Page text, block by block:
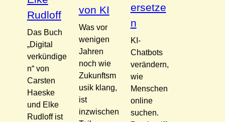
Rudloff
Das Buch
„Digital
verkündige
n“ von
Carsten
Haeske
und Elke
Rudloff ist
von KI
Was vor
wenigen
Jahren
noch wie
Zukunftsm
usik klang,
ist
inzwischen
ersetze
n
KI-
Chatbots
verändern,
wie
Menschen
online
suchen.